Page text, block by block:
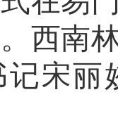
西南
宋丽